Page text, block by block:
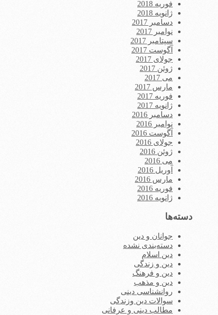
فوریه 2018
ژانویه 2018
دسامبر 2017
نوامبر 2017
سپتامبر 2017
آگوست 2017
جولای 2017
ژوئن 2017
می 2017
مارس 2017
فوریه 2017
ژانویه 2017
دسامبر 2016
نوامبر 2016
آگوست 2016
جولای 2016
ژوئن 2016
می 2016
آوریل 2016
مارس 2016
فوریه 2016
ژانویه 2016
دسته‌ها
جوانان و دین
دسته‌بندی نشده
دین اسلام
دین و زندگی
دین و فرهنگ
دین و مذهب
روانشناسی دینی
سوالات دین وزندگی
مطالب دینی و عرفانی